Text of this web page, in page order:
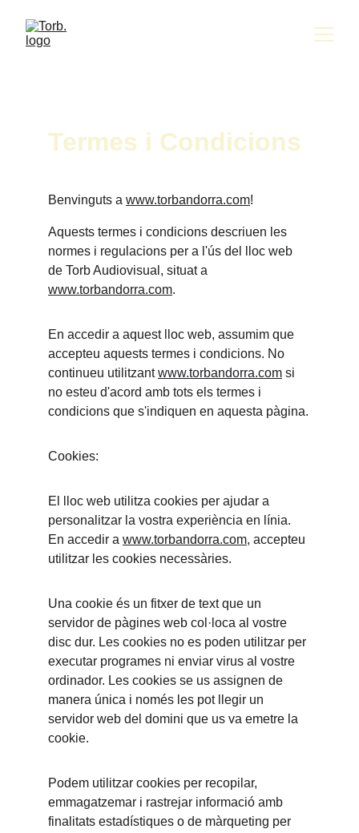
Termes i Condicions
Benvinguts a www.torbandorra.com!
Aquests termes i condicions descriuen les
normes i regulacions per a l'ús del lloc web
de Torb Audiovisual, situat a
www.torbandorra.com.
En accedir a aquest lloc web, assumim que
accepteu aquests termes i condicions. No
continueu utilitzant www.torbandorra.com si
no esteu d'acord amb tots els termes i
condicions que s'indiquen en aquesta pàgina.
Cookies:
El lloc web utilitza cookies per ajudar a
personalitzar la vostra experiència en línia.
En accedir a www.torbandorra.com, accepteu
utilitzar les cookies necessàries.
Una cookie és un fitxer de text que un
servidor de pàgines web col·loca al vostre
disc dur. Les cookies no es poden utilitzar per
executar programes ni enviar virus al vostre
ordinador. Les cookies se us assignen de
manera única i només les pot llegir un
servidor web del domini que us va emetre la
cookie.
Podem utilitzar cookies per recopilar,
emmagatzemar i rastrejar informació amb
finalitats estadístiques o de màrqueting per